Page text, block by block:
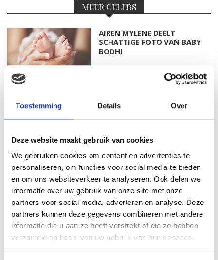
Toestemming Details Over
Deze website maakt gebruik van cookies
We gebruiken cookies om content en advertenties te
personaliseren, om functies voor social media te bieden
en om ons websiteverkeer te analyseren. Ook delen we
informatie over uw gebruik van onze site met onze
partners voor social media, adverteren en analyse. Deze
partners kunnen deze gegevens combineren met andere
informatie die u aan ze heeft verstrekt of die ze hebben
verzameld op basis van uw gebruik van hun services.
MEER CELEBS
AIREN MYLENE DEELT
SCHATTIGE FOTO VAN BABY
BODHI
MET DOCHTERTJE SCOTTIE
KIM KÖTTER DEELT PRACHTIGE
GEZINSFOTO MET HAAR
MANNEN
JOSJE HUISMAN SHOWT
BABYBUIK OP IBIZA